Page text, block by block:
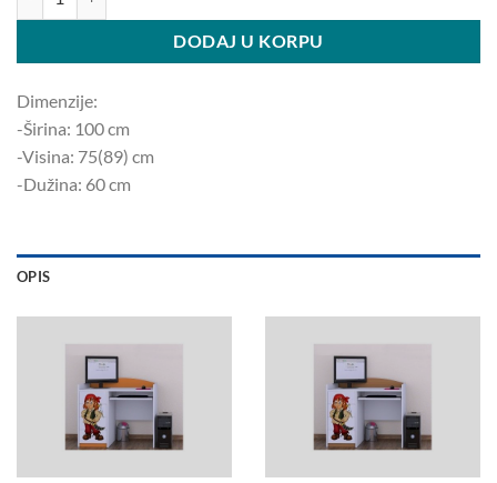
DODAJ U KORPU
Dimenzije:
-Širina: 100 ​​cm
-Visina: 75(89) cm
-Dužina: 60 cm
OPIS